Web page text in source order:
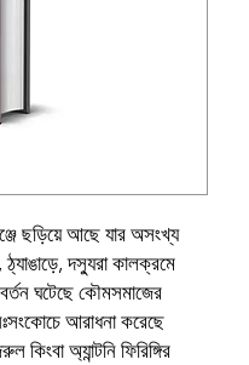
ছড়িয়ে আছে যার অসংখ্য
ঠ্যাঙাড়ে, দস্যুরা কালক্রমে
ঘটেছে কৌমসমাজের
আরাধনা করেছে
অ্যান্টনি ফিরিঙ্গির